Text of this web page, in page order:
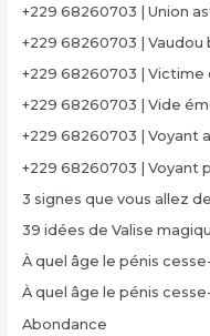
+229 68260703 | Union
+229 68260703 | Vaudou
+229 68260703 |
+229 68260703 | Vide
+229 68260703 | Voyant
+229 68260703 | Voyant
3 signes que vous allez
39 idées de Valise
À quel âge le pénis
À quel âge le pénis
Abondance